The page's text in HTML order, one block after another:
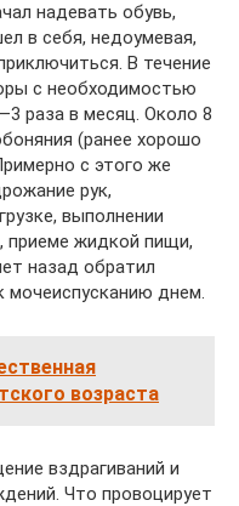
надевать обувь,
в себя, недоумевая,
В течение
с необходимостью
раза в месяц. Около 8
(ранее хорошо
с этого же
рук,
выполнении
приеме жидкой пищи,
назад обратил
мочеиспусканию днем.
возраста
вздрагиваний и
Что провоцирует